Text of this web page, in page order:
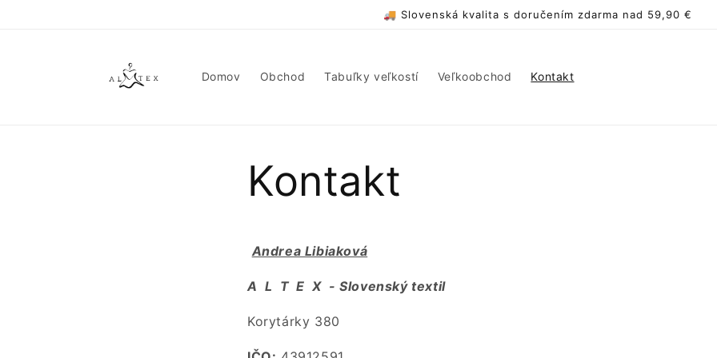
🚚 Slovenská kvalita s doručením zdarma nad 59,90 €
Domov Obchod Tabuľky veľkostí Veľkoobchod Kontakt
Kontakt
Andrea Libiaková
A L T E X - Slovenský textil
Korytárky 380